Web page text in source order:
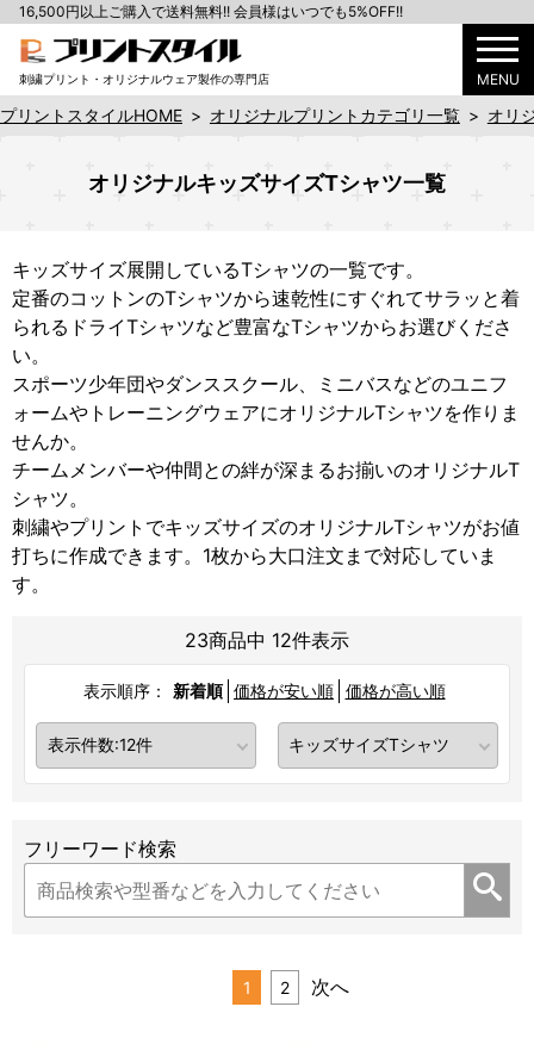
刺繍プリント・オリジナルウェア製作の専門店 MENU
16,500円以上ご購入で送料無料!! 会員様はいつでも5%OFF!!
プリントスタイルHOME > オリジナルプリントカテゴリ一覧 > オリ
オリジナルキッズサイズTシャツ一覧
キッズサイズ展開しているTシャツの一覧です。
定番のコットンのTシャツから速乾性にすぐれてサラッと着
られるドライTシャツなど豊富なTシャツからお選びくださ
い。
スポーツ少年団やダンススクール、ミニバスなどのユニフ
ォームやトレーニングウェアにオリジナルTシャツを作りま
せんか。
チームメンバーや仲間との絆が深まるお揃いのオリジナルT
シャツ。
刺繍やプリントでキッズサイズのオリジナルTシャツがお値
打ちに作成できます。1枚から大口注文まで対応していま
す。
23商品中 12件表示
表示順序： 新着順 価格が安い順 価格が高い順
フリーワード検索
1 2 次へ